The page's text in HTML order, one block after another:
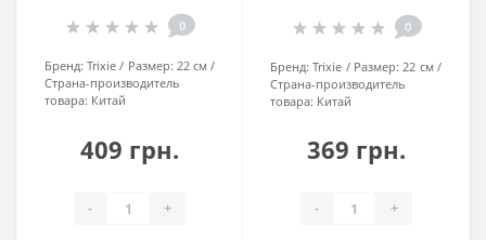
0
Бренд: Trixie Размер: 22 см
Страна-производитель
товара: Китай
409 грн.
- +
0
Бренд: Trixie Размер: 22 см
Страна-производитель
товара: Китай
369 грн.
- +